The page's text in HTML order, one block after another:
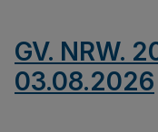
GV. NRW.
03.08.2026